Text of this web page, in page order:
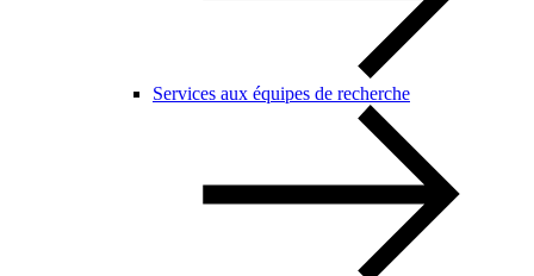
Services aux équipes de recherche